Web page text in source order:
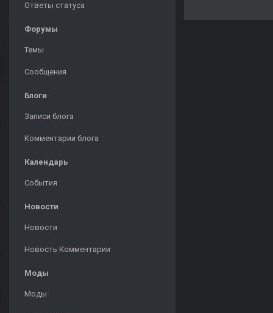
Ответы статуса
Форумы
Темы
Сообщения
Блоги
Записи блога
Комментарии блога
Календарь
События
Новости
Новости
Новость Комментарии
Моды
Моды